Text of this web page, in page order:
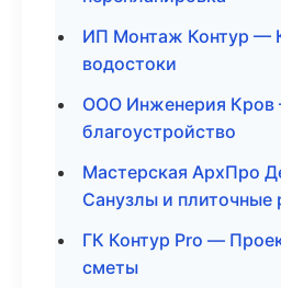
ИП Монтаж Контур —
водостоки
ООО Инженерия
благоустройство
Мастерская АрхПро
Санузлы и плиточные
ГК Контур Pro —
сметы